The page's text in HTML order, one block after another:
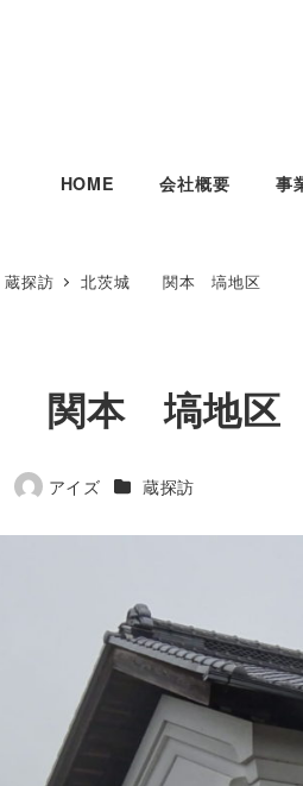
HOME 会社概要 事
蔵探訪 北茨城 関本 塙地区
関本 塙地区
著
アイズ カテゴリー
蔵探訪